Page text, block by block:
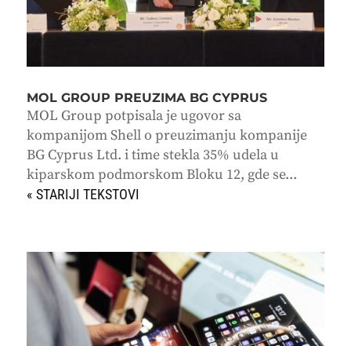
MOL GROUP PREUZIMA BG CYPRUS
MOL Group potpisala je ugovor sa
kompanijom Shell o preuzimanju kompanije
BG Cyprus Ltd. i time stekla 35% udela u
kiparskom podmorskom Bloku 12, gde se...
« STARIJI UNOSI